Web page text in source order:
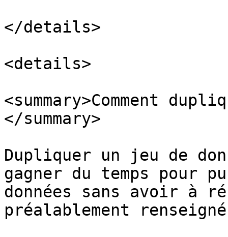
</details>
<details>
<summary>Comment
</summary>
Dupliquer un jeu de
gagner du temps pour
données sans avoir à
préalablement renseigné